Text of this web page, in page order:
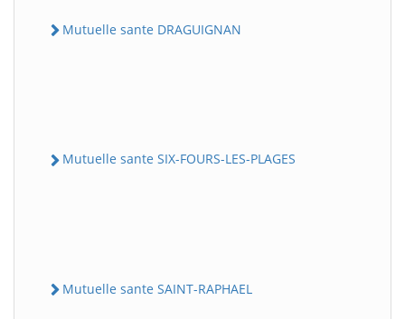
Mutuelle sante DRAGUIGNAN
Mutuelle sante SIX-FOURS-LES-PLAGES
Mutuelle sante SAINT-RAPHAEL